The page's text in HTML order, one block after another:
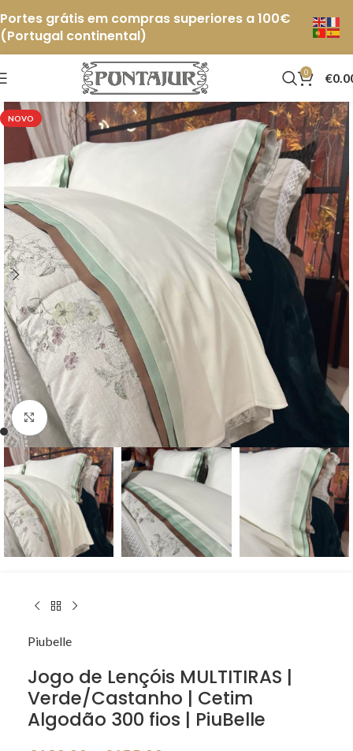
Portes grátis em compras superiores a 100€
(Portugal continental)
0 €
NOVO
Click to enlarge
Piubelle
Jogo de Lençóis MULTITIRAS |
Verde/Castanho | Cetim
Algodão 300 fios | PiuBelle